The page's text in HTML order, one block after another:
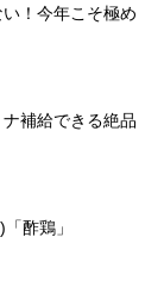
！今年こそ極め
補給できる絶品
酢鶏」